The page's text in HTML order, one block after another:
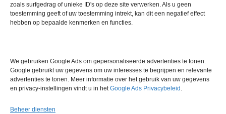
zoals surfgedrag of unieke ID's op deze site verwerken. Als u geen
toestemming geeft of uw toestemming intrekt, kan dit een negatief effect
hebben op bepaalde kenmerken en functies.
We gebruiken Google Ads om gepersonaliseerde advertenties te tonen.
Google gebruikt uw gegevens om uw interesses te begrijpen en relevante
advertenties te tonen. Meer informatie over het gebruik van uw gegevens
en privacy-instellingen vindt u in hetGoogle Ads Privacybeleid .
Beheer diensten